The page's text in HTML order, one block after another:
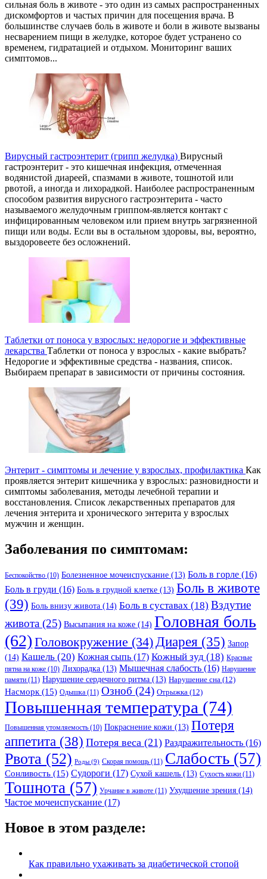
сильная боль в животе - это один из самых распространенных
дискомфортов и частых причин для посещения врача. В
большинстве случаев боль в животе и боли в животе вызваны
несварением пищи в желудке, которое будет устранено со
временем, гидратацией и отдыхом. Мониторинг ваших
симптомов...
Вирусный гастроэнтерит (грипп желудка) Вирусный
гастроэнтерит - это кишечная инфекция, отмеченная
водянистой диареей, спазмами в животе, тошнотой или
рвотой, а иногда и лихорадкой. Наиболее распространенным
способом развития вирусного гастроэнтерита - часто
называемого желудочным гриппом-является контакт с
инфицированным человеком или прием внутрь загрязненной
пищи или воды. Если вы в остальном здоровы, вы, вероятно,
выздоровеете без осложнений.
Таблетки от поноса у взрослых: недорогие и эффективные
лекарства Таблетки от поноса у взрослых - какие выбрать?
Недорогие и эффективные средства - названия, список.
Выбираем препарат в зависимости от причины состояния.
Энтерит - симптомы и лечение у взрослых, профилактика Как
проявляется энтерит кишечника у взрослых: разновидности и
симптомы заболевания, методы лечебной терапии и
восстановления. Список лекарственных препаратов для
лечения энтерита и хронического энтерита у взрослых
мужчин и женщин.
Заболевания по симптомам:
Беспокойство (10) Болезненное мочеиспускание (13) Боль в горле (16)
Боль в груди (16) Боль в грудной клетке (13) Боль в животе
(39) Боль внизу живота (14) Боль в суставах (18) Вздутие
живота (25) Высыпания на коже (14) Головная боль
(62) Головокружение (34) Диарея (35) Запор
(14) Кашель (20) Кожная сыпь (17) Кожный зуд (18) Красные
пятна на коже (10) Лихорадка (13) Мышечная слабость (16) Нарушение
памяти (11) Нарушение сердечного ритма (13) Нарушение сна (12)
Насморк (15) Одышка (11) Озноб (24) Отрыжка (12)
Повышенная температура (74)
Повышенная утомляемость (10) Покраснение кожи (13) Потеря
аппетита (38) Потеря веса (21) Раздражительность (16)
Рвота (52) Роды (9) Скорая помощь (11) Слабость (57)
Сонливость (15) Судороги (17) Сухой кашель (13) Сухость кожи (11)
Тошнота (57) Урчание в животе (11) Ухудшение зрения (14)
Частое мочеиспускание (17)
Новое в этом разделе:
Как правильно ухаживать за диабетической стопой